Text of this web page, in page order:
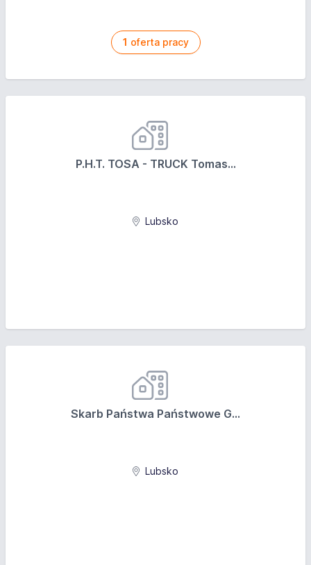
1 oferta pracy
P.H.T. TOSA - TRUCK Tomas...
Lubsko
Skarb Państwa Państwowe G...
Lubsko